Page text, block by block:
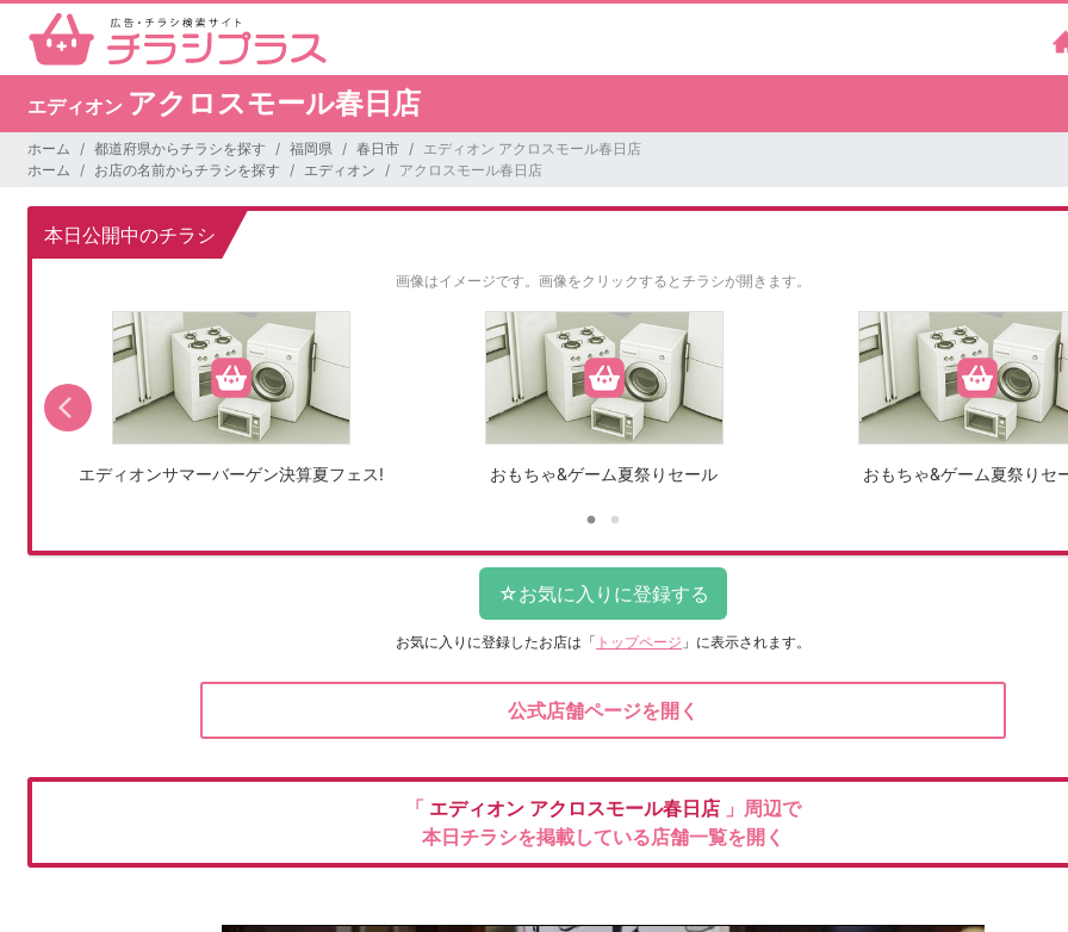
エディオン アクロスモール春日店
ホーム 都道府県からチラシを探す 福岡県 春日市
エディオン アクロスモール春日店
ホーム
お店の名前からチラシを探す エディオン アクロスモール春日店
本日公開中のチラシ
画像はイメージです。 画像をクリックするとチラシが開きます。
エディオンサマーバーゲン決算夏フェス! おもちゃ&ゲーム夏祭りセール おもちゃ&ゲーム夏祭りセ
お気に入りに登録したお店は 「 トップページ 」に表示されます。
公式店舗ページを開く
「 エディオン アクロスモール春日店 」周辺で
本日チラシを掲載している店舗一覧を開く